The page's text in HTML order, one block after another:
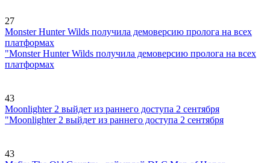
27
Monster Hunter Wilds получила демоверсию пролога на всех
платформах
"Monster Hunter Wilds получила демоверсию пролога на всех
платформах
43
Moonlighter 2 выйдет из раннего доступа 2 сентября
"Moonlighter 2 выйдет из раннего доступа 2 сентября
43